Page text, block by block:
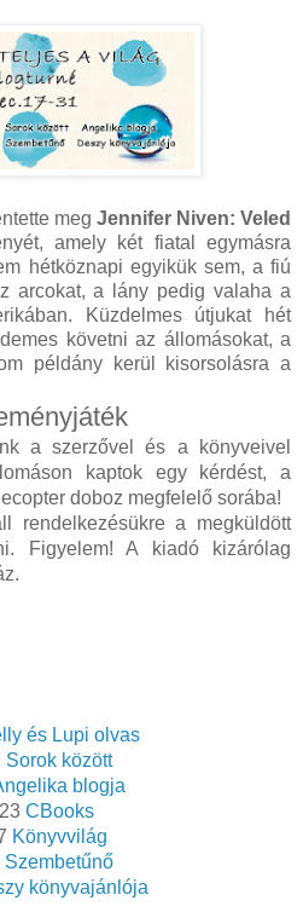
meg Jennifer Niven: Veled
amely két fiatal egymásra
hétköznapi egyikük sem, a fiú
arcokat, a lány pedig valaha a
Küzdelmes útjukat hét
követni az állomásokat, a
példány kerül kisorsolásra a
a szerzővel és a könyveivel
kaptok egy kérdést, a
doboz megfelelő sorába!
rendelkezésükre a megküldött
Figyelem! A kiadó kizárólag
és Lupi olvas
Sorok között
blogja
CBooks
Könyvvilág
Szembetűnő
könyvajánlója